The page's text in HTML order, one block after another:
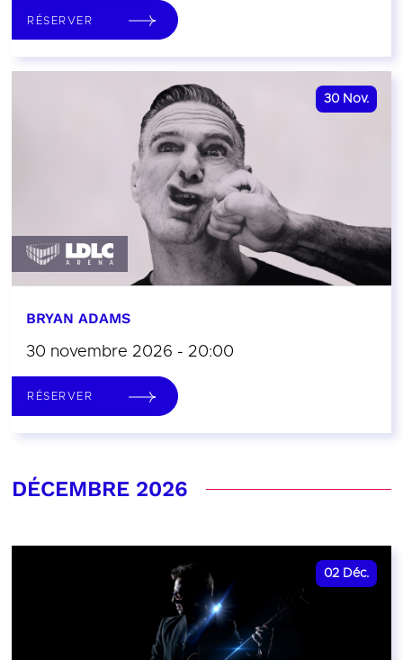
RÉSERVER
30 Nov.
BRYAN ADAMS
30 novembre 2026 - 20:00
RÉSERVER
DÉCEMBRE 2026
02 Déc.